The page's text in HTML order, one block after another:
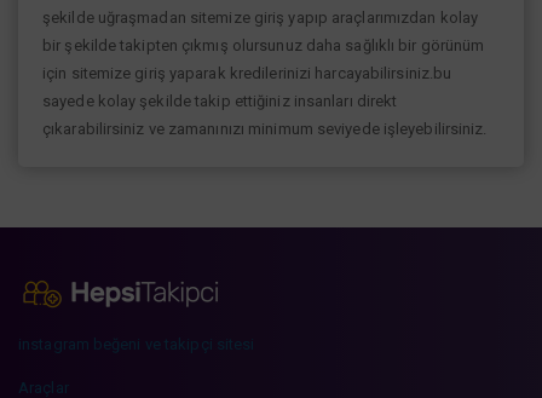
şekilde uğraşmadan sitemize giriş yapıp araçlarımızdan kolay
bir şekilde takipten çıkmış olursunuz daha sağlıklı bir görünüm
için sitemize giriş yaparak kredilerinizi harcayabilirsiniz.bu
sayede kolay şekilde takip ettiğiniz insanları direkt
çıkarabilirsiniz ve zamanınızı minimum seviyede işleyebilirsiniz.
instagram beğeni ve takipçi sitesi
Araçlar